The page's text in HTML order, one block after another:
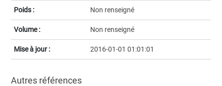
Poids : Non renseigné
Volume : Non renseigné
Mise à jour : 2016-01-01 01:01:01
Autres références